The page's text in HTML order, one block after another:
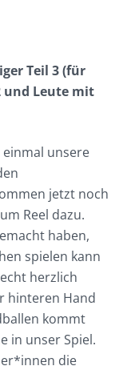
Teil 3 (für
und Leute mit
unsere
jetzt noch
Reel dazu.
haben,
spielen kann
herzlich
hinteren Hand
kommt
in unser Spiel.
die